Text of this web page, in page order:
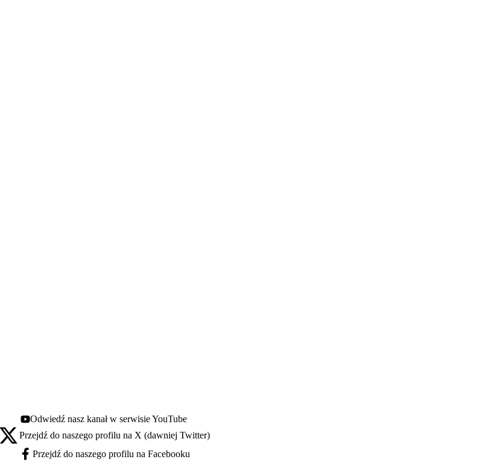
Youtube - otwiera się w nowej karcie
Odwiedź nasz kanał w serwisie YouTube
X - otwiera się w nowej karcie
Przejdź do naszego profilu na X (dawniej Twitter)
Facebook - otwiera się w nowej karcie
Przejdź do naszego profilu na Facebooku